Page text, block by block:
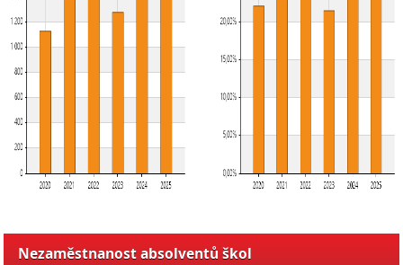
Nezaměstnanost absolventů škol